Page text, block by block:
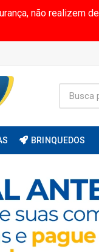
não realizem
BRINQUEDOS